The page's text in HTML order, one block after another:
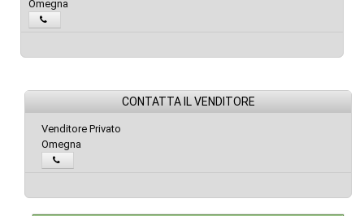
Omegna
CONTATTA IL VENDITORE
Venditore Privato
Omegna